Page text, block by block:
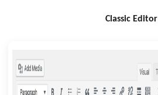
Classic Editor